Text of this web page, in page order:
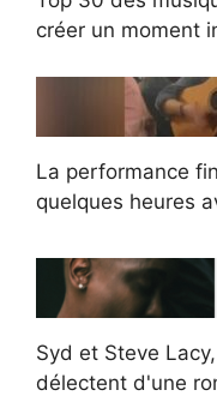
créer un moment
La performance
quelques heures
Syd et Steve
délectent d'une